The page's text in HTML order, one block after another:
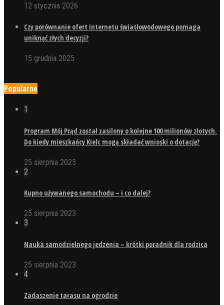
12 stycznia 2026
Czy porównanie ofert internetu światłowodowego pomaga
uniknąć złych decyzji?
15 grudnia 2025
Popularne
1
Program Mój Prąd został zasilony o kolejne 100 milionów złotych.
Do kiedy mieszkańcy Kielc mogą składać wnioski o dotację?
25 sierpnia 2023
2
Kupno używanego samochodu – i co dalej?
25 sierpnia 2023
3
Nauka samodzielnego jedzenia – krótki poradnik dla rodzica
25 sierpnia 2023
4
Zadaszenie tarasu na ogrodzie